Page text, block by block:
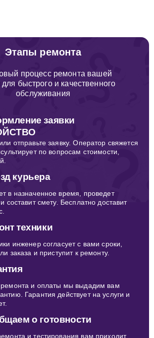
Этапы ремонта
процесс ремонта вашей
для быстрого и качественного
обслуживания
заявки
отправьте заявку. Оператор свяжется
по вопросам стоимости,
курьера
в назначенное время, проведет
составит смету. Бесплатно доставит
техники
инженер согласует с вами сроки,
заказа и приступит к ремонту.
и оплаты мы выдадим вам
Гарантия действует на услуги и
о готовности
и тестирования вам приходит